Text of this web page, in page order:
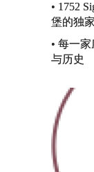
• 1752
堡的独
• 每一
与历史